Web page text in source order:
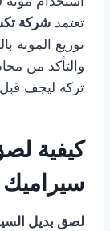
تعتمد شركة
توزيع المونة
والتأكد من
تركه ليجف
كيفية
سيراميك
لصق بديل